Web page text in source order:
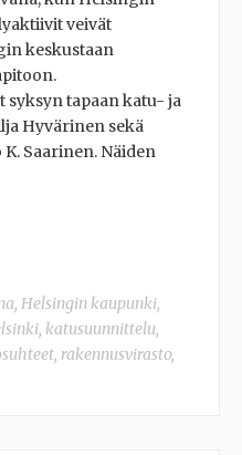
veivät
keskustaan
syksyn tapaan katu- ja
Hyvärinen sekä
Saarinen. Näiden
, Helsingin kaupunki,
, katusuunnittelu,
, rakennusvirasto,